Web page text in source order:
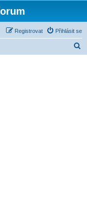
Přihlásit se
Registrovat